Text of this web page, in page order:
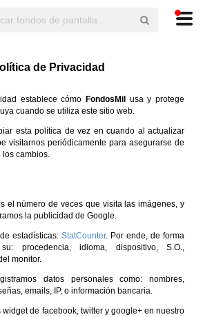
de Privacidad
establece cómo FondosMil
usa y protege
cuando se utiliza este sitio web.
esta política de vez en cuando al actualizar
visitarnos periódicamente para asegurarse de
los cambios.
el número de veces que visita las imágenes, y
la publicidad de Google.
estadísticas: StatCounter. Por ende, de forma
procedencia, idioma, dispositivo, S.O.,
monitor.
datos personales como: nombres,
emails, IP, o información bancaria.
de facebook, twitter y google+ en nuestro